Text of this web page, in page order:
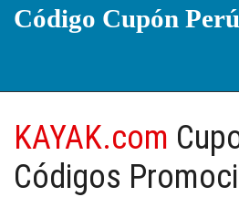
Código Cupón Perú
KAYAK.com
Códigos